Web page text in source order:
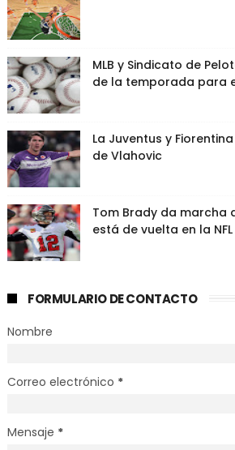
MLB y Sindicato de
de la temporada para
La Juventus y
de Vlahovic
Tom Brady da marcha
está de vuelta en la NFL
FORMULARIO DE CONTACTO
Nombre
Correo electrónico *
Mensaje *